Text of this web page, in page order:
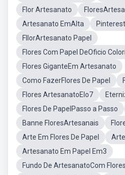
Flor Artesanato
Artesanato EmAlta
FllorArtesanato Papel
Flores Com Papel DeOficio
Flores GiganteEm Artesanato
Como FazerFlores De Papel
Flores ArtesanatoElo7
Flores De PapelPasso a Passo
Banne FloresArtesanais
Arte Em Flores De Papel
Artesanato Em Papel Em3
Fundo De ArtesanatoCom Flores